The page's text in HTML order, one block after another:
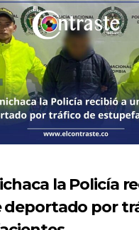
la Policía
deportado por